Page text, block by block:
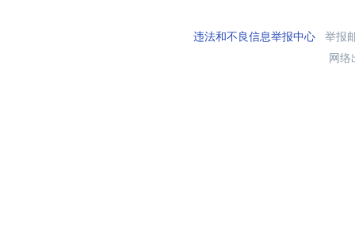
违法和不良信息举报中心举报
网